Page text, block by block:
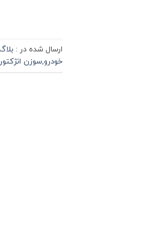
ارسال شده در : بلاگ
خودرو,سوزن انژکتور